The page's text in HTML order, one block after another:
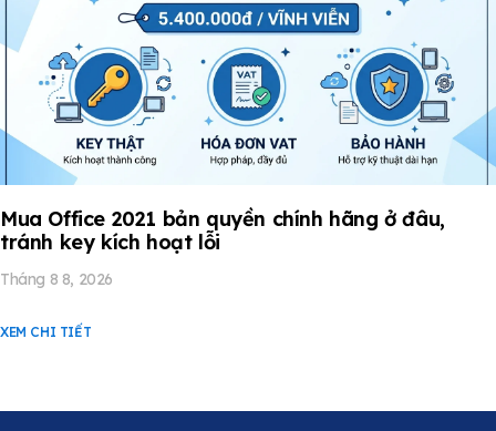
Mua Office 2021 bản quyền chính hãng ở đâu,
tránh key kích hoạt lỗi
Tháng 8 8, 2026
XEM CHI TIẾT